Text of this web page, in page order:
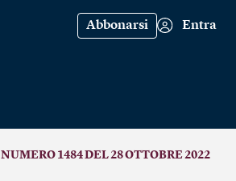
Abbonarsi Entra
NUMERO 1484 DEL 28 OTTOBRE 2022